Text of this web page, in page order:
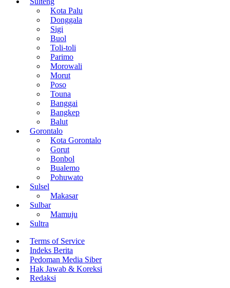
Kota Palu
Donggala
Sigi
Buol
Toli-toli
Parimo
Morowali
Morut
Poso
Touna
Banggai
Bangkep
Balut
Gorontalo
Kota Gorontalo
Gorut
Bonbol
Bualemo
Pohuwato
Sulsel
Makasar
Sulbar
Mamuju
Sultra
Terms of Service
Indeks Berita
Pedoman Media Siber
Hak Jawab & Koreksi
Redaksi